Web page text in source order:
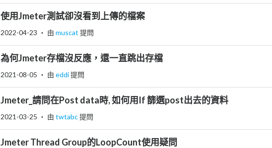
使用Jmeter測試卻沒看到上傳的檔案
2022-04-23 ‧ 由 muscat 提問
為何Jmeter存檔沒反應，還一直跳出存檔
2021-08-05 ‧ 由 eddi提問
Jmeter_請問在Post data時, 如何用If 篩選post出去的資料
2021-03-25 ‧ 由 twtabc提問
Jmeter Thread Group的LoopCount使用疑問